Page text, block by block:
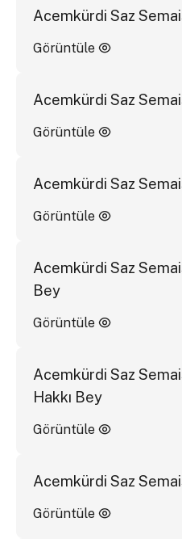
Acemkürdi Saz
Görüntüle
Acemkürdi Saz
Görüntüle
Acemkürdi Saz
Görüntüle
Acemkürdi Saz
Bey
Görüntüle
Acemkürdi Saz
Hakkı Bey
Görüntüle
Acemkürdi Saz
Görüntüle